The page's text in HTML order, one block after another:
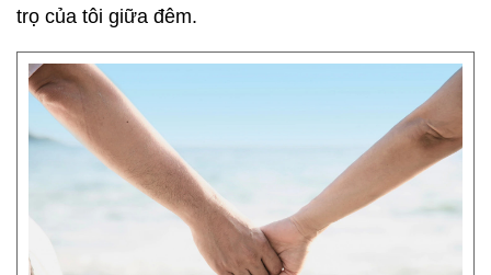
trọ của tôi giữa đêm.